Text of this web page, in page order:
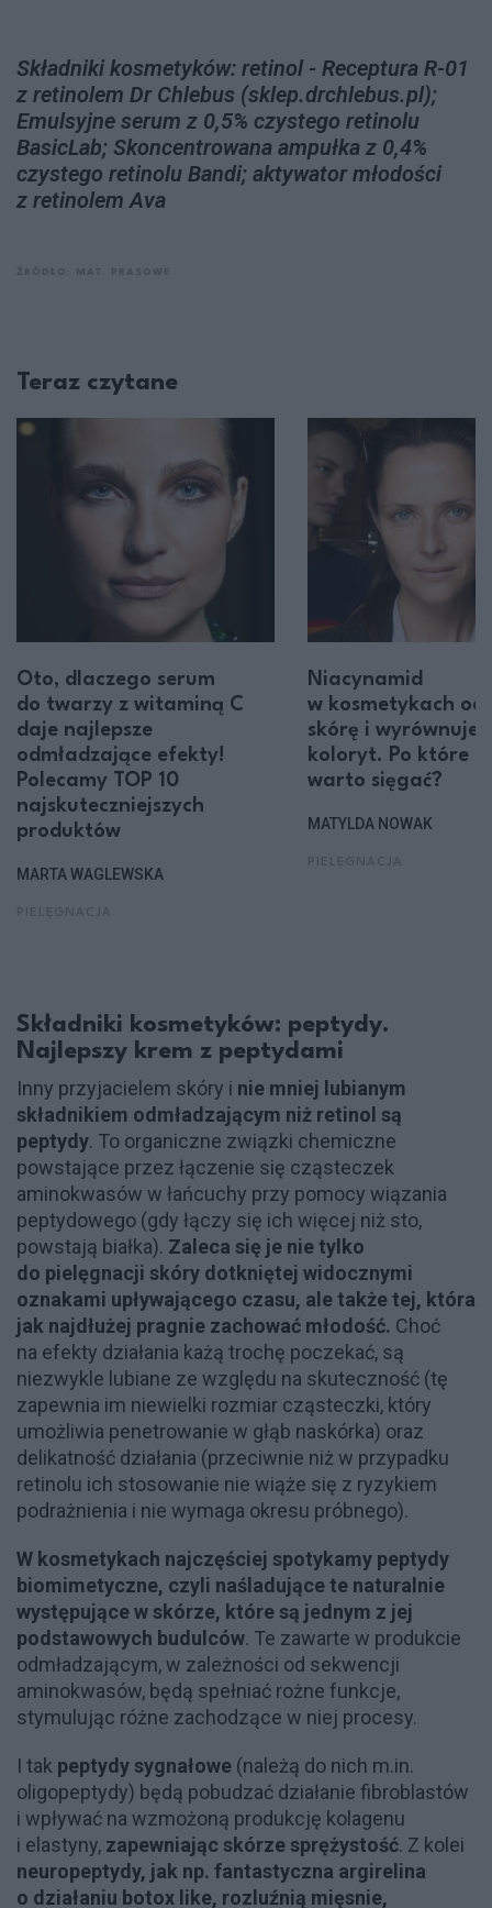
Składniki kosmetyków: retinol - Receptura R-01
z retinolem Dr Chlebus (sklep.drchlebus.pl);
Emulsyjne serum z 0,5% czystego retinolu
BasicLab; Skoncentrowana ampułka z 0,4%
czystego retinolu Bandi; aktywator młodości
z retinolem Ava
Teraz czytane
Oto, dlaczego serum
do twarzy z witaminą C
daje najlepsze
odmładzające efekty!
Polecamy TOP 10
najskuteczniejszych
produktów
MARTA WAGLEWSKA
Niacynamid
w kosmetykach
skórę i wyrównuje
koloryt. Po które
warto sięgać?
MATYLDA NOWAK
Składniki kosmetyków: peptydy.
Najlepszy krem z peptydami
Inny przyjacielem skóry i nie mniej lubianym
składnikiem odmładzającym niż retinol są
peptydy. To organiczne związki chemiczne
powstające przez łączenie się cząsteczek
aminokwasów w łańcuchy przy pomocy wiązania
peptydowego (gdy łączy się ich więcej niż sto,
powstają białka). Zaleca się je nie tylko
do pielęgnacji skóry dotkniętej widocznymi
oznakami upływającego czasu, ale także tej, która
jak najdłużej pragnie zachować młodość. Choć
na efekty działania każą trochę poczekać, są
niezwykle lubiane ze względu na skuteczność (tę
zapewnia im niewielki rozmiar cząsteczki, który
umożliwia penetrowanie w głąb naskórka) oraz
delikatność działania (przeciwnie niż w przypadku
retinolu ich stosowanie nie wiąże się z ryzykiem
podrażnienia i nie wymaga okresu próbnego).
W kosmetykach najczęściej spotykamy peptydy
biomimetyczne, czyli naśladujące te naturalnie
występujące w skórze, które są jednym z jej
podstawowych budulców. Te zawarte w produkcie
odmładzającym, w zależności od sekwencji
aminokwasów, będą spełniać rożne funkcje,
stymulując różne zachodzące w niej procesy.
I tak peptydy sygnałowe (należą do nich m.in.
oligopeptydy) będą pobudzać działanie fibroblastów
i wpływać na wzmożoną produkcję kolagenu
i elastyny, zapewniając skórze sprężystość. Z kolei
neuropeptydy, jak np. fantastyczna argirelina
o działaniu botox like, rozluźnią mięsnie,